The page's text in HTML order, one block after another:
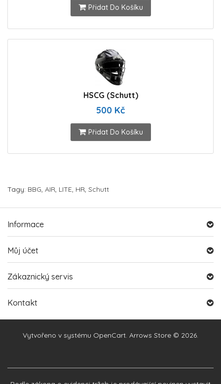
Přidat Do Košíku
HSCG (Schutt)
500 Kč
Přidat Do Košíku
Tagy: BBG, AIR, LITE, HR, Schutt
Informace
Můj účet
Zákaznický servis
Kontakt
Vytvořeno v systému OpenCart. Arrows Store © 2026.